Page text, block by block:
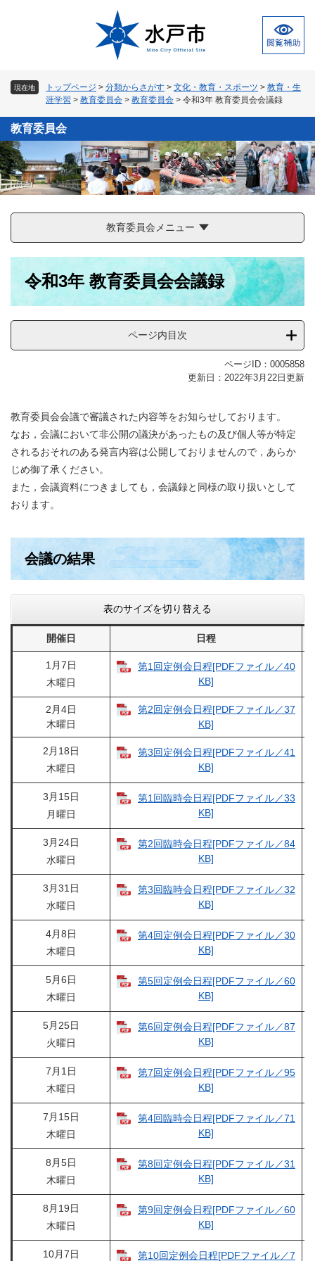
本
文
へ
現在地 トップページ > 分類からさがす > 文化・教育・スポーツ > 教育・生
涯学習 > 教育委員会 > 教育委員会 > 令和3年 教育委員会会議録
教育委員会
教育委員会メニュー
令和3年 教育委員会会議録
ページ内目次
ページID：0005858
更新日：2022年3月22日更新
教育委員会会議で審議された内容等をお知らせしております。
なお，会議において非公開の議決があったもの及び個人等が特定
されるおそれのある発言内容は公開しておりませんので，あらか
じめ御了承ください。
また，会議資料につきましても，会議録と同様の取り扱いとして
おります。
会議の結果
表のサイズを切り替える
開催日 日程
1月7日
木曜日
第1回定例会日程[PDFファイル／40
KB]
2月4日
木曜日
第2回定例会日程[PDFファイル／37
KB]
2月18日
木曜日
第3回定例会日程[PDFファイル／41
KB]
3月15日
月曜日
第1回臨時会日程[PDFファイル／33
KB]
3月24日
水曜日
第2回臨時会日程[PDFファイル／84
KB]
3月31日
水曜日
第3回臨時会日程[PDFファイル／32
KB]
4月8日
木曜日
第4回定例会日程[PDFファイル／30
KB]
5月6日
木曜日
第5回定例会日程[PDFファイル／60
KB]
5月25日
火曜日
第6回定例会日程[PDFファイル／87
KB]
7月1日
木曜日
第7回定例会日程[PDFファイル／95
KB]
7月15日
木曜日
第4回臨時会日程[PDFファイル／71
KB]
8月5日
木曜日
第8回定例会日程[PDFファイル／31
KB]
8月19日
木曜日
第9回定例会日程[PDFファイル／60
KB]
10月7日 第10回定例会日程[PDFファイル／7